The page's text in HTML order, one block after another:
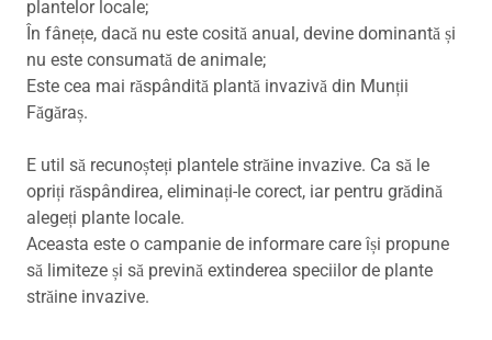
plantelor locale;
În fânețe, dacă nu este cosită anual, devine dominantă și
nu este consumată de animale;
Este cea mai răspândită plantă invazivă din Munții
Făgăraș.
E util să recunoșteți plantele străine invazive. Ca să le
opriți răspândirea, eliminați-le corect, iar pentru grădină
alegeți plante locale.
Aceasta este o campanie de informare care își propune
să limiteze și să prevină extinderea speciilor de plante
străine invazive.